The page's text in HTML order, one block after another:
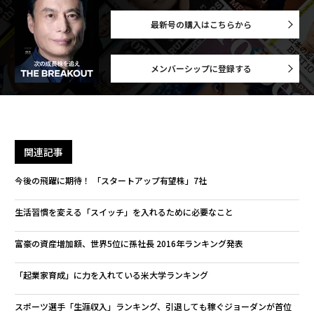
最新号の購入はこちらから
メンバーシップに登録する
関連記事
今後の飛躍に期待！ 「スタートアップ有望株」7社
生活習慣を変える「スイッチ」を入れるために必要なこと
富豪の資産増加額、世界5位に孫社長 2016年ランキング発表
「起業家育成」に力を入れている米大学ランキング
スポーツ選手「生涯収入」ランキング、引退しても稼ぐジョーダンが首位